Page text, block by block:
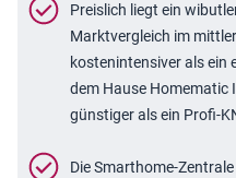
Preislich liegt ein
Marktvergleich im
kostenintensiver als ein
dem Hause Homematic
günstiger als ein Profi-
Die Smarthome-